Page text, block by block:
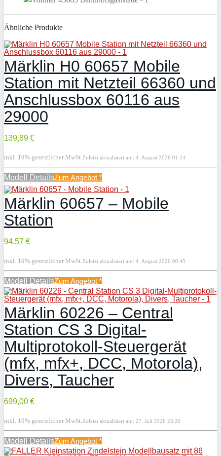
Ähnliche Produkte
Märklin H0 60657 Mobile
Station mit Netzteil 66360 und
Anschlussbox 60116 aus
29000
139,89 €
inkl. 19% gesetzlicher MwSt. Zuletzt aktualisiert am: 4. August 2026 01:14
Modell DetailsZum Angebot *
Märklin 60657 – Mobile
Station
94,57 €
inkl. 19% gesetzlicher MwSt. Zuletzt aktualisiert am: 4. August 2026 00:45
Modell DetailsZum Angebot *
Märklin 60226 – Central
Station CS 3 Digital-
Multiprotokoll-Steuergerät
(mfx, mfx+, DCC, Motorola),
Divers, Taucher
699,00 €
inkl. 19% gesetzlicher MwSt. Zuletzt aktualisiert am: 27. Juli 2026 23:20
Modell DetailsZum Angebot *